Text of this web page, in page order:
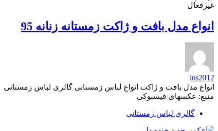
غیرفعال
انواع مدل بافت و ژاکت زمستانه زنانه 95
ins2012
انواع مدل بافت و ژاکت انواع لباس زمستانی گالری لباس زمستانی
منبع: عکسهای فیسبوکی
گالری لباس زمستانی